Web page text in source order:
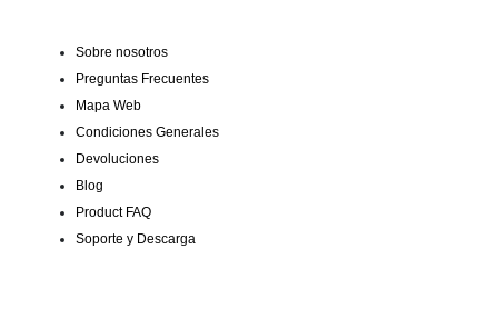
Sobre nosotros
Preguntas Frecuentes
Mapa Web
Condiciones Generales
Devoluciones
Blog
Product FAQ
Soporte y Descarga